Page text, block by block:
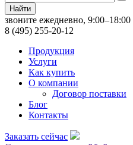
Найти
звоните ежедневно, 9:00–18:00
8 (495) 255-20-12
Продукция
Услуги
Как купить
О компании
Договор поставки
Блог
Контакты
Заказать сейчас